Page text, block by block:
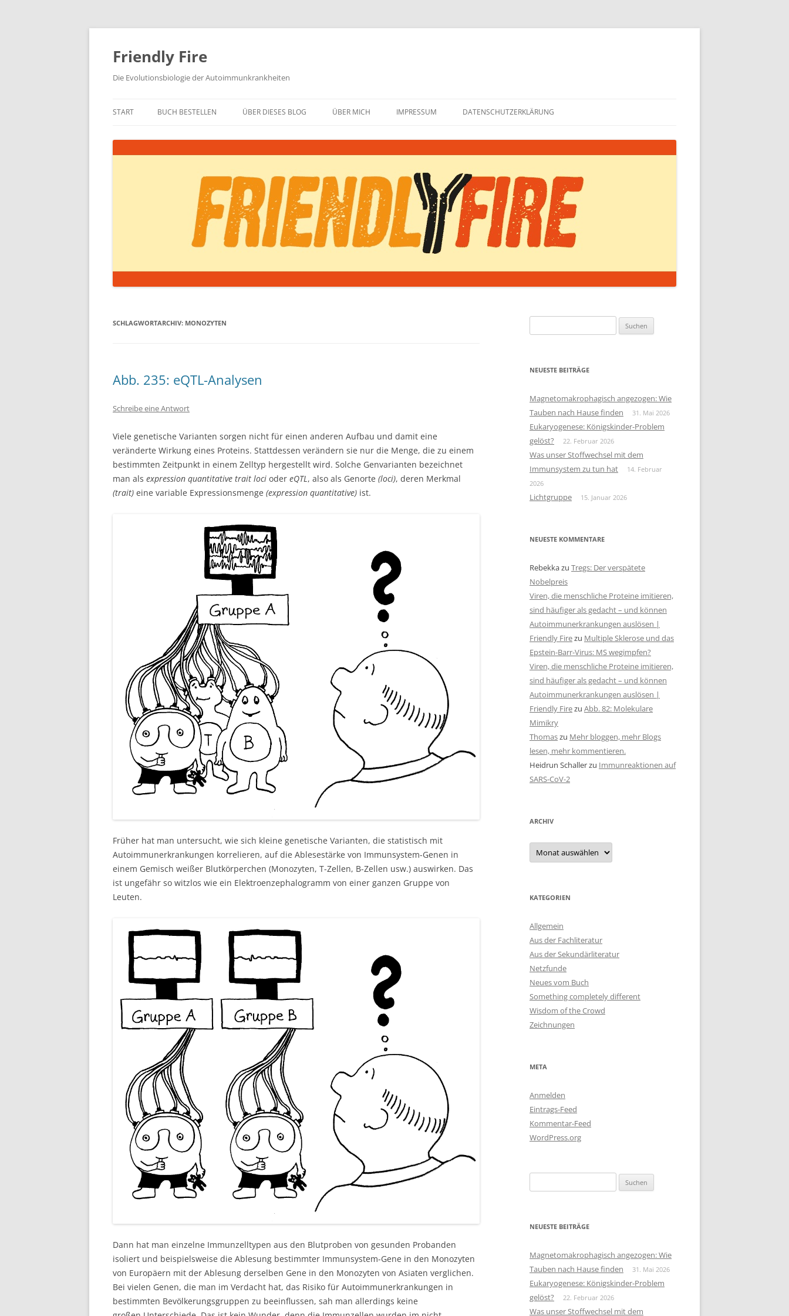
Zum
springen
Friendly Fire
Die Evolutionsbiologie der Autoimmunkrankheiten
START BUCH BESTELLEN ÜBER DIESES BLOG ÜBER MICH IMPRESSUM DATENSCHUTZERKLÄRUNG
SCHLAGWORTARCHIV: MONOZYTEN
Abb. 235: eQTL-Analysen
Schreibe eine Antwort
Viele genetische Varianten sorgen nicht für einen anderen Aufbau und damit eine
veränderte Wirkung eines Proteins. Stattdessen verändern sie nur die Menge, die zu einem
bestimmten Zeitpunkt in einem Zelltyp hergestellt wird. Solche Genvarianten bezeichnet
man als expression quantitative trait loci oder eQTL, also als Genorte (loci), deren Merkmal
(trait) eine variable Expressionsmenge (expression quantitative) ist.
Früher hat man untersucht, wie sich kleine genetische Varianten, die statistisch mit
Autoimmunerkrankungen korrelieren, auf die Ablesestärke von Immunsystem-Genen in
einem Gemisch weißer Blutkörperchen (Monozyten, T-Zellen, B-Zellen usw.) auswirken. Das
ist ungefähr so witzlos wie ein Elektroenzephalogramm von einer ganzen Gruppe von
Leuten.
Dann hat man einzelne Immunzelltypen aus den Blutproben von gesunden Probanden
isoliert und beispielsweise die Ablesung bestimmter Immunsystem-Gene in den Monozyten
von Europäern mit der Ablesung derselben Gene in den Monozyten von Asiaten verglichen.
Bei vielen Genen, die man im Verdacht hat, das Risiko für Autoimmunerkrankungen in
bestimmten Bevölkerungsgruppen zu beeinflussen, sah man allerdings keine
nach:
NEUESTE BEITRÄGE
Magnetomakrophagisch angezogen: Wie
Tauben nach Hause finden
31. Mai 2026
Eukaryogenese: Königskinder-Problem
gelöst?
22. Februar 2026
Was unser Stoffwechsel mit dem
Immunsystem zu tun hat
14. Februar
2026
Lichtgruppe 15. Januar 2026
NEUESTE KOMMENTARE
Rebekkazu Tregs: Der verspätete
Nobelpreis
Viren, die menschliche Proteine imitieren,
sind häufiger als gedacht – und können
Autoimmunerkrankungen auslösen |
Friendly Firezu Multiple Sklerose und das
Epstein-Barr-Virus: MS wegimpfen?
Viren, die menschliche Proteine imitieren,
sind häufiger als gedacht – und können
Autoimmunerkrankungen auslösen |
Friendly Firezu Abb. 82: Molekulare
Mimikry
Thomaszu Mehr bloggen, mehr Blogs
lesen, mehr kommentieren.
Heidrun Schallerzu Immunreaktionen auf
SARS-CoV-2
ARCHIV
Archiv
KATEGORIEN
Allgemein
Aus der Fachliteratur
Aus der Sekundärliteratur
Netzfunde
Neues vom Buch
Something completely different
Wisdom of the Crowd
Zeichnungen
META
Anmelden
Eintrags-Feed
Kommentar-Feed
WordPress.org
nach:
NEUESTE BEITRÄGE
Magnetomakrophagisch angezogen: Wie
Tauben nach Hause finden
31. Mai 2026
Eukaryogenese: Königskinder-Problem
gelöst?
22. Februar 2026
Was unser Stoffwechsel mit dem